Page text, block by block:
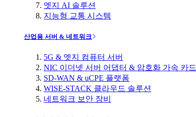
엣지 AI 솔루션
지능형 교통 시스템
산업용 서버 & 네트워크
5G & 엣지 컴퓨터 서버
NIC 이더넷 서버 어댑터 & 암호화 가속 카드
SD-WAN & uCPE 플랫폼
WISE-STACK 클라우드 솔루션
네트워크 보안 장비